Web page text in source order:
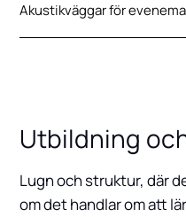
Akustikväggar för
Utbildning
Lugn och struktur, där
om det handlar om att